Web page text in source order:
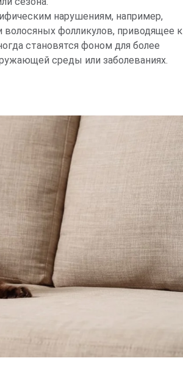
нарушениям, например,
фолликулов, приводящее к
становятся фоном для более
среды или заболеваниях.